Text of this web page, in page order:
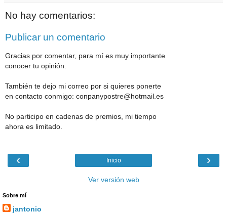
No hay comentarios:
Publicar un comentario
Gracias por comentar, para mí es muy importante
conocer tu opinión.
También te dejo mi correo por si quieres ponerte
en contacto conmigo: conpanypostre@hotmail.es
No participo en cadenas de premios, mi tiempo
ahora es limitado.
‹ ›
Inicio
Ver versión web
Sobre mí
jantonio